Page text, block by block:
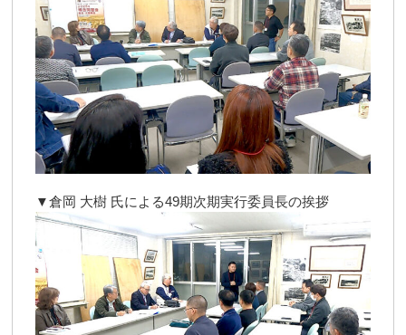
▼倉岡 大樹 氏による49期次期実行委員長の挨拶